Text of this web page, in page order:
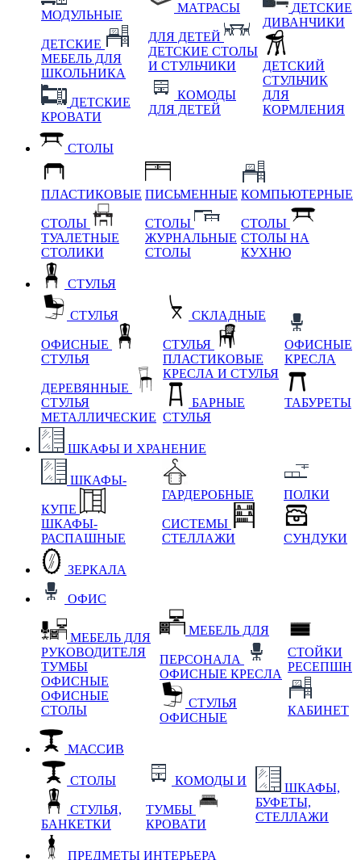
МОДУЛЬНЫЕ
ДЕТСКИЕ
МЕБЕЛЬ ДЛЯ
ШКОЛЬНИКА
ДЕТСКИЕ
КРОВАТИ
МАТРАСЫ
ДЛЯ ДЕТЕЙ
ДЕТСКИЕ СТОЛЫ
И СТУЛЬЧИКИ
КОМОДЫ
ДЛЯ ДЕТЕЙ
ДЕТСКИЕ
ДИВАНЧИКИ
ДЕТСКИЙ
СТУЛЬЧИК
ДЛЯ
КОРМЛЕНИЯ
СТОЛЫ
ПЛАСТИКОВЫЕ
СТОЛЫ
ТУАЛЕТНЫЕ
СТОЛИКИ
ПИСЬМЕННЫЕ
СТОЛЫ
ЖУРНАЛЬНЫЕ
СТОЛЫ
КОМПЬЮТЕРНЫЕ
СТОЛЫ
СТОЛЫ НА
КУХНЮ
СТУЛЬЯ
СТУЛЬЯ
ОФИСНЫЕ
СТУЛЬЯ
ДЕРЕВЯННЫЕ
СТУЛЬЯ
МЕТАЛЛИЧЕСКИЕ
СКЛАДНЫЕ
СТУЛЬЯ
ПЛАСТИКОВЫЕ
КРЕСЛА И СТУЛЬЯ
БАРНЫЕ
СТУЛЬЯ
ОФИСНЫЕ
КРЕСЛА
ТАБУРЕТЫ
ШКАФЫ И ХРАНЕНИЕ
ШКАФЫ-
КУПЕ
ШКАФЫ-
РАСПАШНЫЕ
ГАРДЕРОБНЫЕ
СИСТЕМЫ
СТЕЛЛАЖИ
ПОЛКИ
СУНДУКИ
ЗЕРКАЛА
ОФИС
МЕБЕЛЬ ДЛЯ
РУКОВОДИТЕЛЯ
ТУМБЫ
ОФИСНЫЕ
ОФИСНЫЕ
СТОЛЫ
МЕБЕЛЬ ДЛЯ
ПЕРСОНАЛА
ОФИСНЫЕ КРЕСЛА
СТУЛЬЯ
ОФИСНЫЕ
СТОЙКИ
РЕСЕПШН
КАБИНЕТ
МАССИВ
СТОЛЫ
СТУЛЬЯ,
БАНКЕТКИ
КОМОДЫ И
ТУМБЫ
КРОВАТИ
ШКАФЫ,
БУФЕТЫ,
СТЕЛЛАЖИ
ПРЕДМЕТЫ ИНТЕРЬЕРА